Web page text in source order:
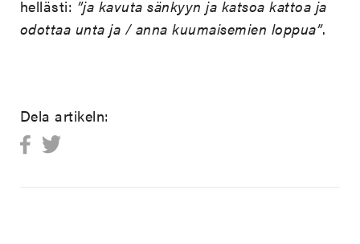
hellästi: ”ja kavuta sänkyyn ja katsoa kattoa ja
odottaa unta ja / anna kuumaisemien loppua”.
Dela artikeln: